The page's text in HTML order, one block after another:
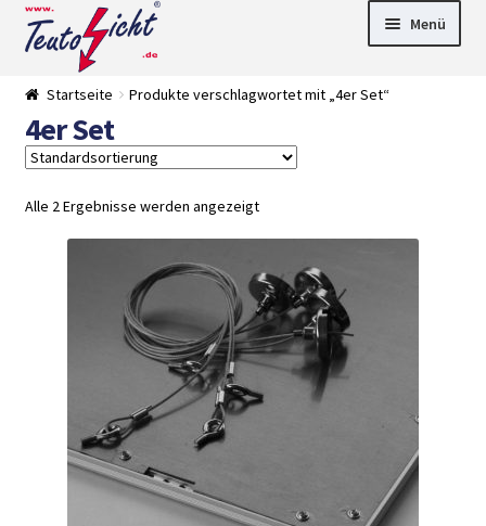
Zur
Navigation
springen
Springe
zum
Menü
►
►
Startseite Produkte verschlagwortet mit „4er Set“
4er Set
Alle 2 Ergebnisse werden angezeigt